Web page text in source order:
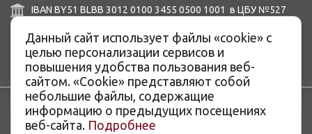
IBAN BY51 BLBB 3012 0100 3455 0500 1001 в ЦБУ №527
8Н,
BIC BLBBBY2X
Данный сайт использует файлы «cookie» с
целью персонализации сервисов и
повышения удобства пользования веб-
сайтом. «Cookie» представляют собой
небольшие файлы, содержащие
информацию о предыдущих посещениях
веб-сайта. Подробнее